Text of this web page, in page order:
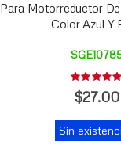
Para Motorreductor
Color Azul Y
0%
$27.00
Sin